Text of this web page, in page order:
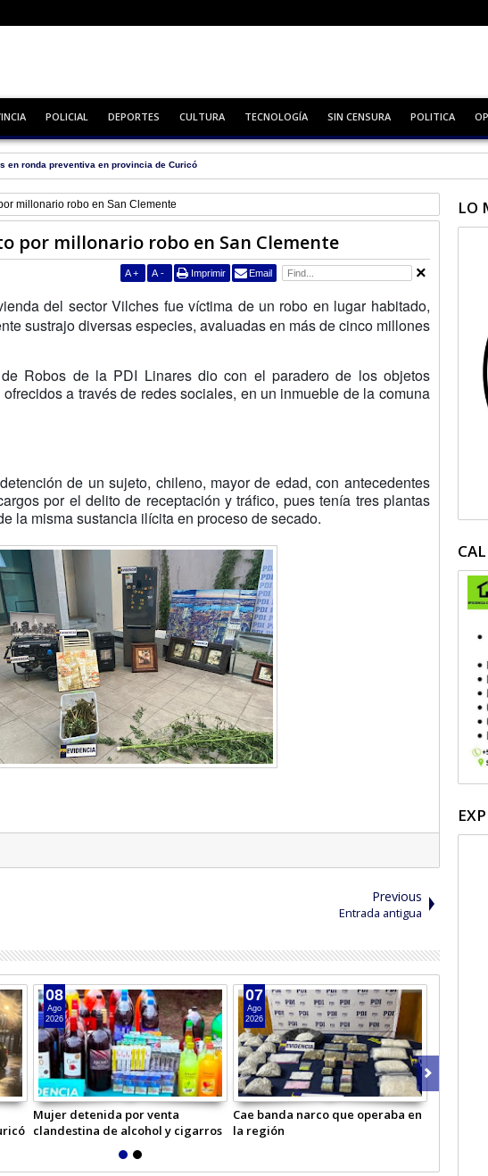
POLICIAL DEPORTES CULTURA TECNOLOGÍA SIN CENSURA POLITICA
en ronda preventiva en provincia de Curicó
millonario robo en San Clemente
por millonario robo en San Clemente
A + A - Imprimir Email
del sector Vilches fue víctima de un robo en lugar habitado,
sustrajo diversas especies, avaluadas en más de cinco millones
Robos de la PDI Linares dio con el paradero de los objetos
a través de redes sociales, en un inmueble de la comuna
de un sujeto, chileno, mayor de edad, con antecedentes
por el delito de receptación y tráfico, pues tenía tres plantas
la misma sustancia ilícita en proceso de secado.
Previous
Entrada antigua
Mujer detenida por venta
clandestina de alcohol y cigarros
08
Ago
2026
Cae banda narco que operaba en
la región
07
Ago
2026
Masivo
LO